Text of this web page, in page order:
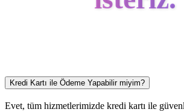
Kredi Kartı ile Ödeme Yapabilir miyim?
Evet, tüm hizmetlerimizde kredi kartı ile